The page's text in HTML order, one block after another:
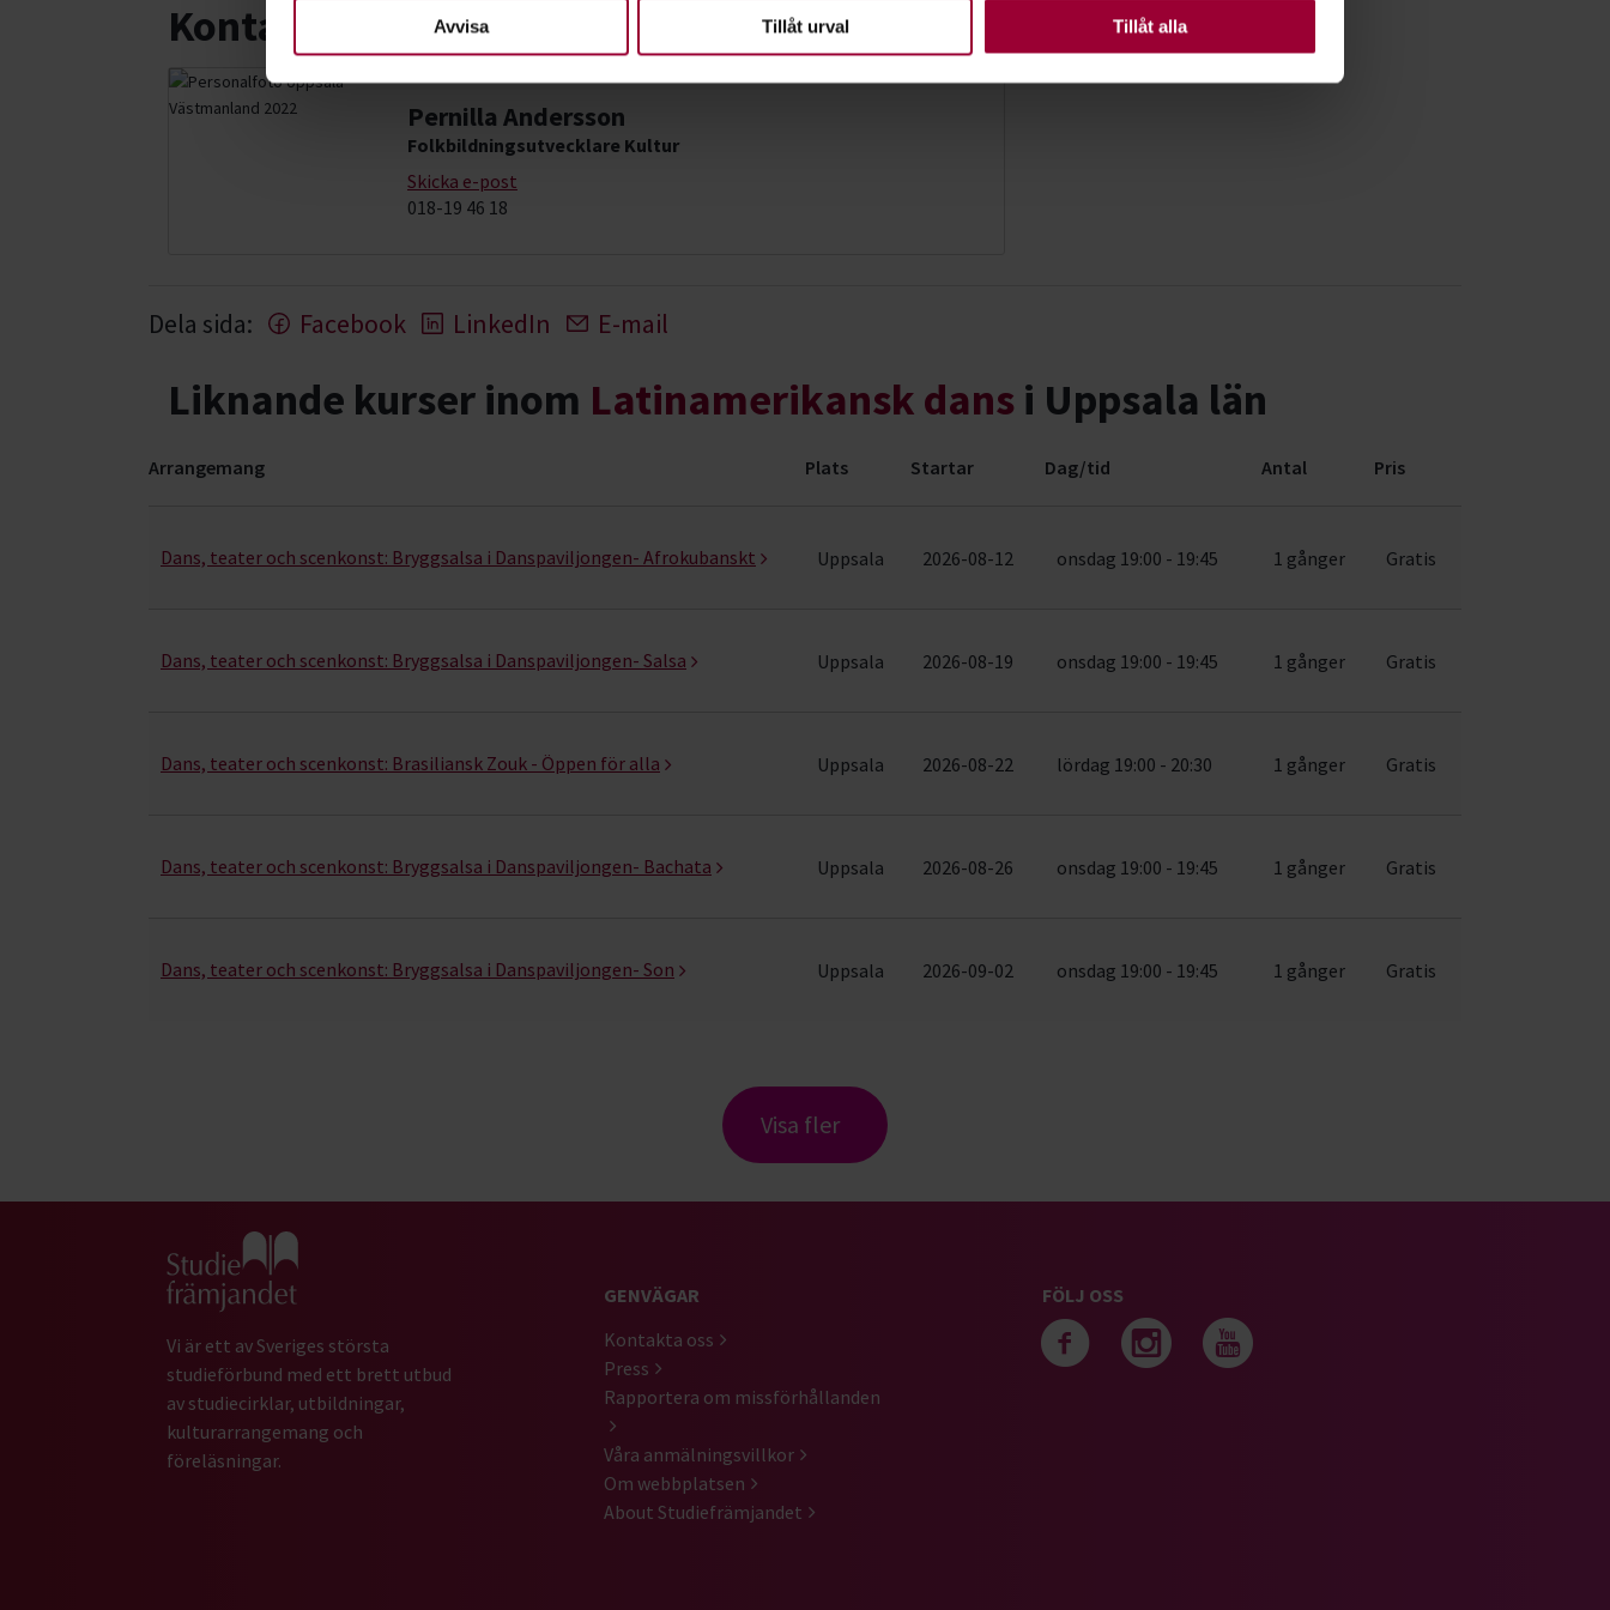
Avvisa Tillåt urval Tillåt alla
Kontakt
Pernilla Andersson
Folkbildningsutvecklare Kultur
Skicka e-post
018-19 46 18
Dela sida: Facebook LinkedIn E-mail
Liknande kurser inom Latinamerikansk dans i Uppsala län
Arrangemang Plats Startar Dag/tid Antal Pris
Dans, teater och scenkonst: Bryggsalsa i Danspaviljongen- Afrokubanskt Uppsala 2026-08-12 onsdag 19:00 - 19:45 1 gånger Gratis
Dans, teater och scenkonst: Bryggsalsa i Danspaviljongen- Salsa Uppsala 2026-08-19 onsdag 19:00 - 19:45 1 gånger Gratis
Dans, teater och scenkonst: Brasiliansk Zouk - Öppen för alla Uppsala 2026-08-22 lördag 19:00 - 20:30 1 gånger Gratis
Dans, teater och scenkonst: Bryggsalsa i Danspaviljongen- Bachata Uppsala 2026-08-26 onsdag 19:00 - 19:45 1 gånger Gratis
Dans, teater och scenkonst: Bryggsalsa i Danspaviljongen- Son Uppsala 2026-09-02 onsdag 19:00 - 19:45 1 gånger Gratis
Visa fler
Gå till studiefrämjandets startsida
Vi är ett av Sveriges största
studieförbund med ett brett utbud
av studiecirklar, utbildningar,
kulturarrangemang och
föreläsningar.
GENVÄGAR
Kontakta oss
Press
Rapportera om missförhållanden
Våra anmälningsvillkor
Om webbplatsen
About Studiefrämjandet
FÖLJ OSS
Följ oss på facebook
Följ oss på instagram
Följ oss på youtube